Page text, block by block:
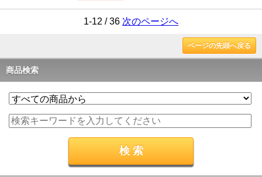
1-12 / 36 次のページへ
ページの先頭へ戻る
商品検索